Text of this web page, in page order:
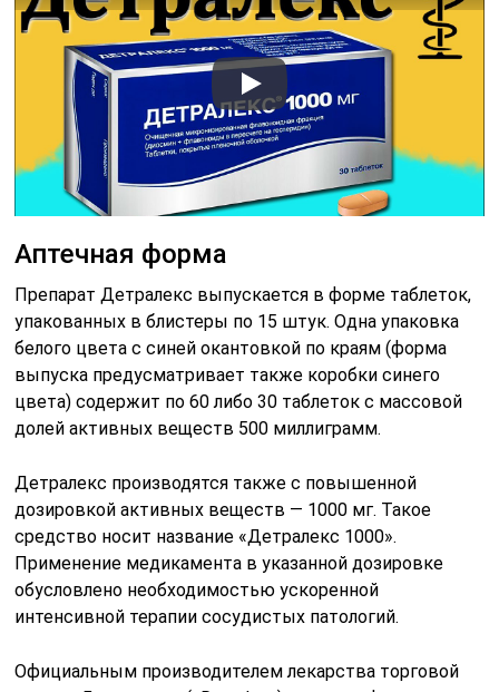
Аптечная форма
Препарат Детралекс выпускается в форме таблеток,
упакованных в блистеры по 15 штук. Одна упаковка
белого цвета с синей окантовкой по краям (форма
выпуска предусматривает также коробки синего
цвета) содержит по 60 либо 30 таблеток с массовой
долей активных веществ 500 миллиграмм.
Детралекс производятся также с повышенной
дозировкой активных веществ — 1000 мг. Такое
средство носит название «Детралекс 1000».
Применение медикамента в указанной дозировке
обусловлено необходимостью ускоренной
интенсивной терапии сосудистых патологий.
Официальным производителем лекарства торговой